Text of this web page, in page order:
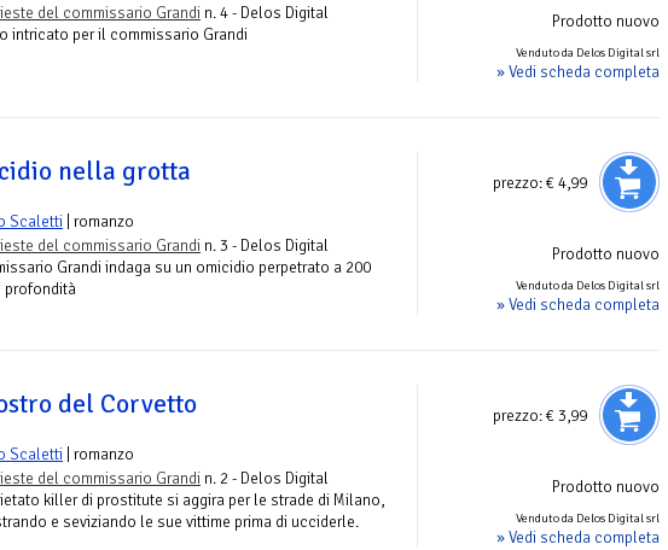
Prodotto nuovo
Venduto da Delos Digital srl
» Vedi scheda completa
del commissario Grandi n. 4 - Delos Digital
intricato per il commissario Grandi
prezzo:€ 4,99
Prodotto nuovo
Venduto da Delos Digital srl
» Vedi scheda completa
nella grotta
Scaletti | romanzo
del commissario Grandi n. 3 - Delos Digital
Grandi indaga su un omicidio perpetrato a 200
profondità
prezzo:€ 3,99
Prodotto nuovo
Venduto da Delos Digital srl
» Vedi scheda completa
del Corvetto
Scaletti | romanzo
del commissario Grandi n. 2 - Delos Digital
killer di prostitute si aggira per le strade di Milano,
e seviziando le sue vittime prima di ucciderle.